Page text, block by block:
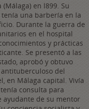
en l899. Su
una barbería en la
Durante la guerra de
en el hospital
y prácticas
Se presentó a las
aprobó y obtuvo
del
en Málaga capital. Vivía
consulta para
ayudante de su mentor